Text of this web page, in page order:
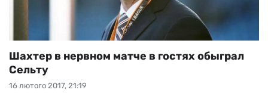
16 лютого 2017, 21:19
Шахтер в нервном матче в гостях обыграл
Сельту